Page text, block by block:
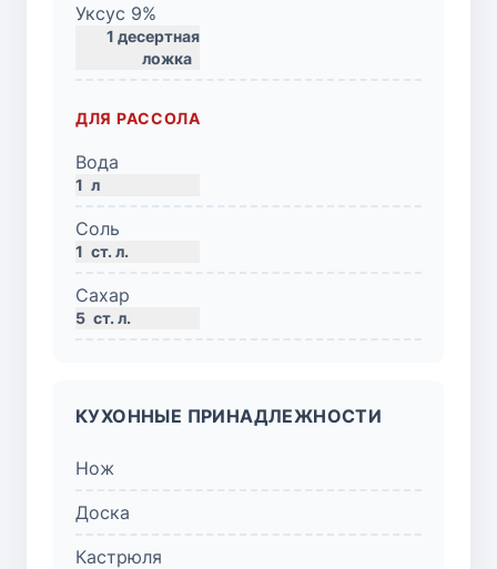
Уксус 9%
1 десертная
ложка
ДЛЯ РАССОЛА
Вода
1 л
Соль
1 ст. л.
Сахар
5 ст. л.
КУХОННЫЕ ПРИНАДЛЕЖНОСТИ
Нож
Доска
Кастрюля